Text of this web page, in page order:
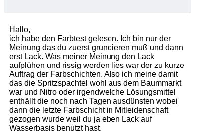
Hallo,
ich habe den Farbtest gelesen. Ich bin nur der
Meinung das du zuerst grundieren muß und dann
erst Lack. Was meiner Meinung den Lack
aufplühen und rissig werden lies war der zu kurze
Auftrag der Farbschichten. Also ich meine damit
das die Spritzspachtel wohl aus dem Baummarkt
war und Nitro oder irgendwelche Lösungsmittel
enthällt die noch nach Tagen ausdünsten wobei
dann die letzte Farbschicht in Mitleidenschaft
gezogen wurde weil du ja eben Lack auf
Wasserbasis benutzt hast.